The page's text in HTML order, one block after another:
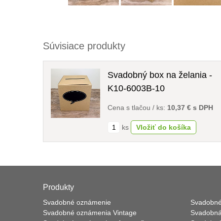
Súvisiace produkty
Svadobný box na želania -
K10-6003B-10
Cena s tlačou / ks: 10,37 € s DPH
ks
Produkty
Svadobné oznámenie
Svadobné oznámenia Vintage